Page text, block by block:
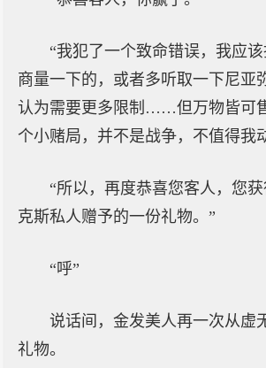
“我犯了一个致命错误，我应
商量一下的，或者多听取一下尼亚
认为需要更多限制……但万物皆可
个小赌局，并不是战争，不值得我
“所以，再度恭喜您客人，您
克斯私人赠予的一份礼物。”
“呼”
说话间，金发美人再一次从虚
礼物。